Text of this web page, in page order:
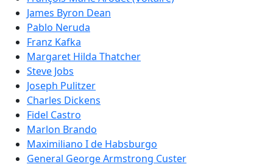
James Byron Dean
Pablo Neruda
Franz Kafka
Margaret Hilda Thatcher
Steve Jobs
Joseph Pulitzer
Charles Dickens
Fidel Castro
Marlon Brando
Maximiliano I de Habsburgo
General George Armstrong Custer